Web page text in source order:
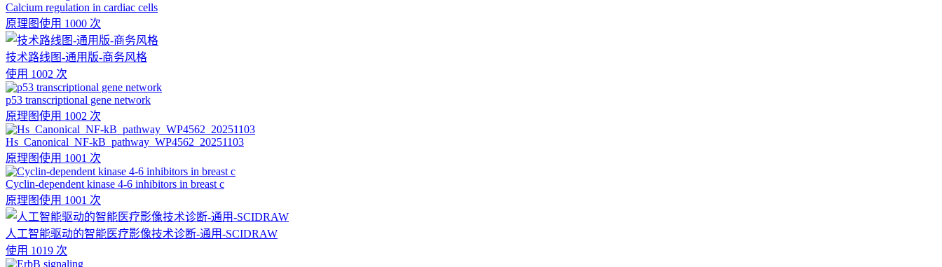
Calcium regulation in cardiac cells
原理图使用 1000 次
技术路线图-通用版-商务风格
使用 1002 次
p53 transcriptional gene network
原理图使用 1002 次
Hs_Canonical_NF-kB_pathway_WP4562_20251103
原理图使用 1001 次
Cyclin-dependent kinase 4-6 inhibitors in breast c
原理图使用 1001 次
人工智能驱动的智能医疗影像技术诊断-通用-SCIDRAW
使用 1019 次